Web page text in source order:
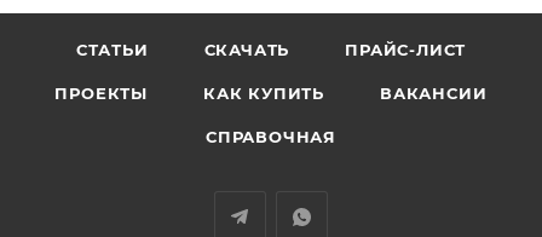
СТАТЬИ СКАЧАТЬ ПРАЙС-ЛИСТ
ПРОЕКТЫ КАК КУПИТЬ ВАКАНСИИ
СПРАВОЧНАЯ